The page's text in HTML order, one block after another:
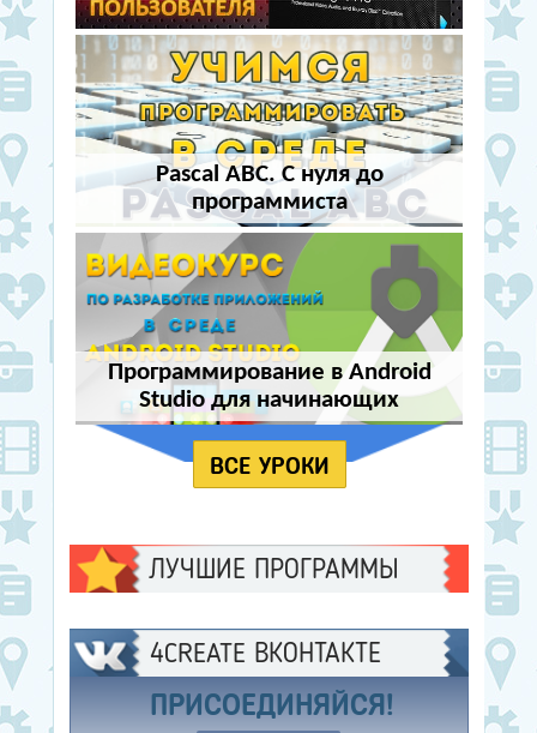
Pascal ABC. С нуля до
программиста
Программирование в Android
Studio для начинающих
ВСЕ УРОКИ
ЛУЧШИЕ ПРОГРАММЫ
4CREATE ВКОНТАКТЕ
ПРИСОЕДИНЯЙСЯ!